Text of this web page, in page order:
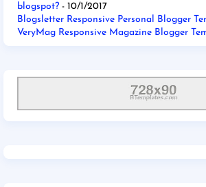
blogspot? - 10/1/2017
Blogsletter Responsive Personal Blogger
VeryMag Responsive Magazine Blogger